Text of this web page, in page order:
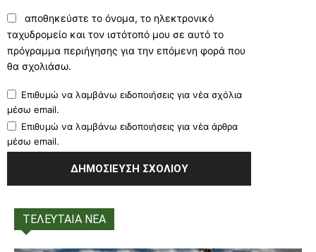
αποθηκεύστε το όνομα, το ηλεκτρονικό
ταχυδρομείο και τον ιστότοπό μου σε αυτό το
πρόγραμμα περιήγησης για την επόμενη φορά που
θα σχολιάσω.
Επιθυμώ να λαμβάνω ειδοποιήσεις για νέα σχόλια
μέσω email.
Επιθυμώ να λαμβάνω ειδοποιήσεις για νέα άρθρα
μέσω email.
ΤΕΛΕΥΤΑΙΑ ΝΕΑ